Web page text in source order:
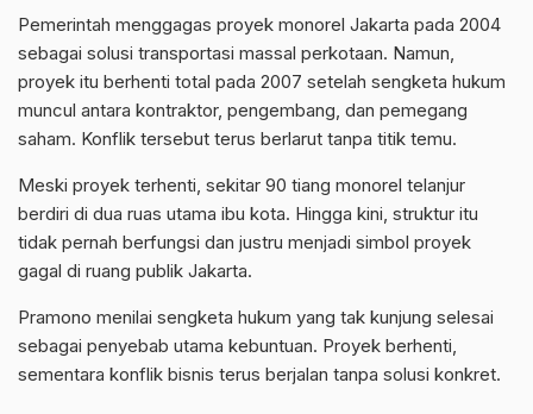
Pemerintah menggagas proyek monorel Jakarta pada 2004
sebagai solusi transportasi massal perkotaan. Namun,
proyek itu berhenti total pada 2007 setelah sengketa hukum
muncul antara kontraktor, pengembang, dan pemegang
saham. Konflik tersebut terus berlarut tanpa titik temu.
Meski proyek terhenti, sekitar 90 tiang monorel telanjur
berdiri di dua ruas utama ibu kota. Hingga kini, struktur itu
tidak pernah berfungsi dan justru menjadi simbol proyek
gagal di ruang publik Jakarta.
Pramono menilai sengketa hukum yang tak kunjung selesai
sebagai penyebab utama kebuntuan. Proyek berhenti,
sementara konflik bisnis terus berjalan tanpa solusi konkret.